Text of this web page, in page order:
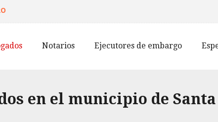
Notarios Ejecutores de embargo
en el municipio de Santa